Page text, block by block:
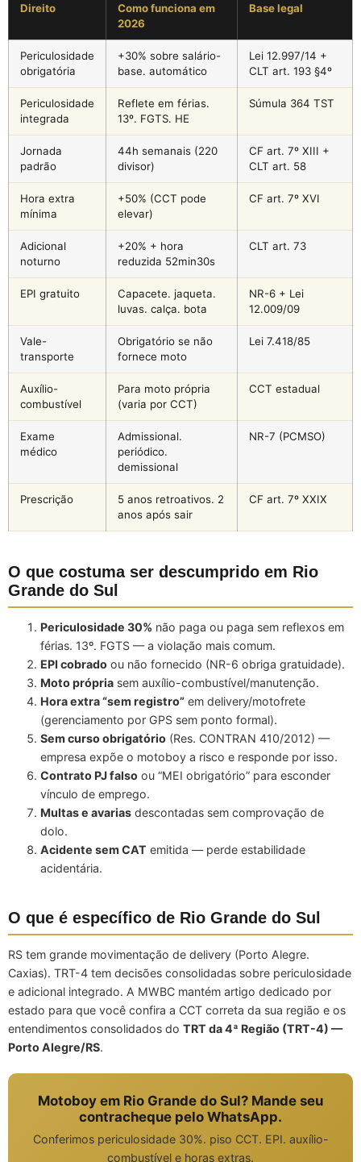
Direito
Como funciona em
2026
Base legal
Periculosidade
obrigatória
+30% sobre salário-
base. automático
Lei 12.997/14 +
CLT art. 193 §4º
Periculosidade
integrada
Reflete em férias.
13º. FGTS. HE
Súmula 364 TST
Jornada
padrão
44h semanais (220
divisor)
CF art. 7º XIII +
CLT art. 58
Hora extra
mínima
+50% (CCT pode
elevar)
CF art. 7º XVI
Adicional
noturno
+20% + hora
reduzida 52min30s
CLT art. 73
EPI gratuito
Capacete. jaqueta.
luvas. calça. bota
NR-6 + Lei
12.009/09
Vale-
transporte
Obrigatório se não
fornece moto
Lei 7.418/85
Auxílio-
combustível
Para moto própria
(varia por CCT)
CCT estadual
Exame
médico
Admissional.
periódico.
demissional
NR-7 (PCMSO)
Prescrição
5 anos retroativos. 2
anos após sair
CF art. 7º XXIX
O que costuma ser descumprido em Rio
Grande do Sul
Periculosidade 30% não paga ou paga sem reflexos em
férias. 13º. FGTS — a violação mais comum.
EPI cobrado ou não fornecido (NR-6 obriga gratuidade).
Moto própria sem auxílio-combustível/manutenção.
Hora extra “sem registro” em delivery/motofrete
(gerenciamento por GPS sem ponto formal).
Sem curso obrigatório (Res. CONTRAN 410/2012) —
empresa expõe o motoboy a risco e responde por isso.
Contrato PJ falso ou “MEI obrigatório” para esconder
vínculo de emprego.
Multas e avarias descontadas sem comprovação de
dolo.
Acidente sem CAT emitida — perde estabilidade
acidentária.
O que é específico de Rio Grande do Sul
RS tem grande movimentação de delivery (Porto Alegre.
Caxias). TRT-4 tem decisões consolidadas sobre periculosidade
e adicional integrado. A MWBC mantém artigo dedicado por
estado para que você confira a CCT correta da sua região e os
entendimentos consolidados do TRT da 4ª Região (TRT-4) —
Porto Alegre/RS.
Motoboy em Rio Grande do Sul? Mande seu
contracheque pelo WhatsApp.
Conferimos periculosidade 30%. piso CCT. EPI. auxílio-
combustível e horas extras.